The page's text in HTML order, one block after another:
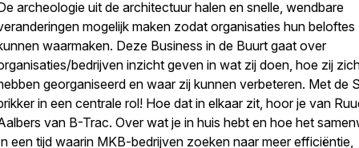
archeologie uit de architectuur halen en snelle, wendbare
mogelijk maken zodat organisaties hun beloftes
waarmaken. Deze Business in de Buurt gaat over
bedrijven inzicht geven in wat zij doen, hoe zij
georganiseerd en waar zij kunnen verbeteren. Met de
in een centrale rol! Hoe dat in elkaar zit, hoor je van
van B-Trac. Over wat je in huis hebt en hoe het
een tijd waarin MKB-bedrijven zoeken naar meer efficiëntie,